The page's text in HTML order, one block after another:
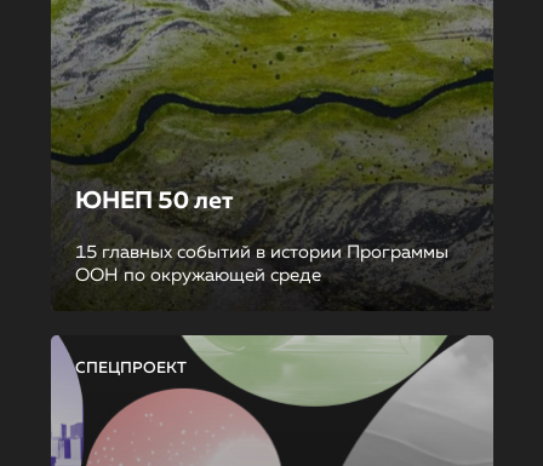
ЮНЕП 50 лет
15 главных событий в истории Программы
ООН по окружающей среде
СПЕЦПРОЕКТ